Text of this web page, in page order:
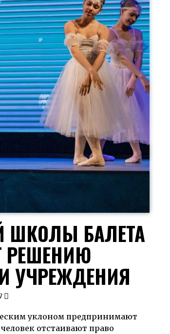
ШКОЛЫ БАЛЕТА
РЕШЕНИЮ
УЧРЕЖДЕНИЯ
уклоном предпринимают
отстаивают право